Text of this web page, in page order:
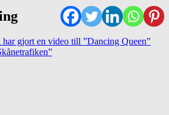
gjort en video till ”Dancing Queen”